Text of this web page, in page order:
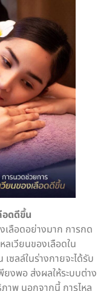
อดดีขึ้น
เลือดอย่างมาก การกด
เวียนของเลือดใน
ซลล์ในร่างกายจะได้รับ
ยงพอ ส่งผลให้ระบบต่าง